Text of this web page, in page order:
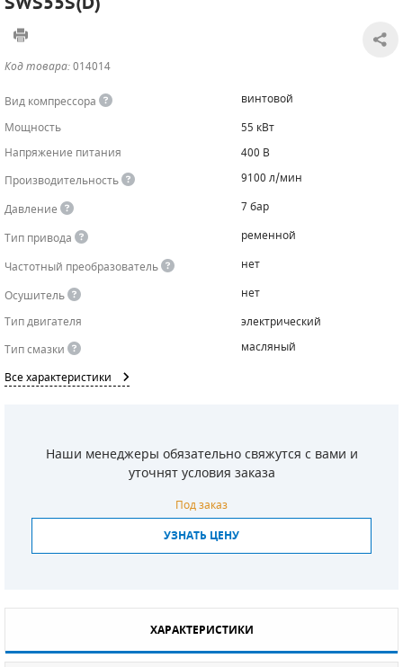
Код товара:014014
Вид компрессора
винтовой
Мощность
55 кВт
Напряжение питания
400 В
Производительность
9100 л/мин
Давление
7 бар
Тип привода
ременной
Частотный преобразователь
нет
Осушитель
нет
Тип двигателя
электрический
Тип смазки
масляный
Все характеристики
Наши менеджеры обязательно свяжутся с вами и
уточнят условия заказа
Под заказ
УЗНАТЬ ЦЕНУ
ХАРАКТЕРИСТИКИ
САДОВАЯ ТЕХНИКА
ЧИЛЛЕРЫ
КАНАЛИЗАЦИОННЫЕ НАСОСЫ
БЕНЗИНОВЫЕ МОТОПОМПЫ
ТАЛИ И ТЕЛЬФЕРЫ
ОСВЕТИТЕЛЬНЫЕ МАЧТЫ
КОНТРОЛЛЕРЫ (БЛОКИ УПРАВЛЕНИЯ)
ПРЕДОХРАНИТЕЛЬНЫЕ КЛАПАНЫ
ОБРАТНЫЕ КЛАПАНЫ
РЕЛЕ ДАВЛЕНИЯ ДЛЯ ДЛЯ КОМПРЕССОРОВ
ДАТЧИКИ
РУКАВА ВЫСОКОГО ДАВЛЕНИЯ (РВД)
ЗАПЧАСТИ ДЛЯ ВИНТОВЫХ КОМПРЕССОРОВ
ФИЛЬТРОВ
ДЛЯ АДСОРБЦИОННЫХ ОСУШИТЕЛЕЙ
ДИЗЕЛЬНЫЕ ДВИГАТЕЛИ